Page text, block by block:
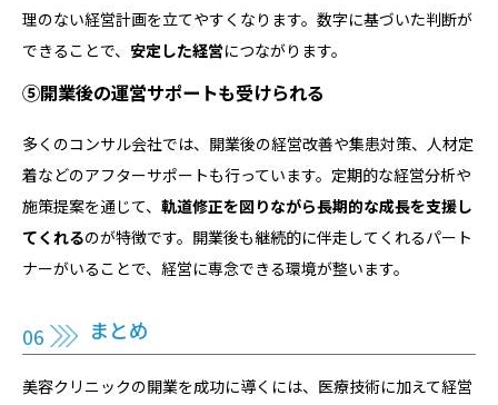
理のない経営計画を立てやすくなります。数字に基づいた判断が
できることで、 安定した経営につながります。
⑤開業後の運営サポートも受けられる
多くのコンサル会社では、開業後の経営改善や集患対策、人材定
着などのアフターサポートも行っています。定期的な経営分析や
施策提案を通じて、 軌道修正を図りながら長期的な成長を支援し
てくれるのが特徴です。開業後も継続的に伴走してくれるパート
ナーがいることで、経営に専念できる環境が整います。
まとめ
美容クリニックの開業を成功に導くには、医療技術に加えて経営